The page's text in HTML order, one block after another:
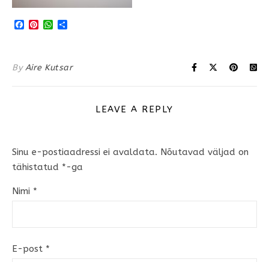
Facebook
PinterestWhatsApp
ByAire Kutsar
LEAVE A REPLY
Sinu e-postiaadressi ei avaldata. Nõutavad väljad on
tähistatud *-ga
Nimi *
E-post *